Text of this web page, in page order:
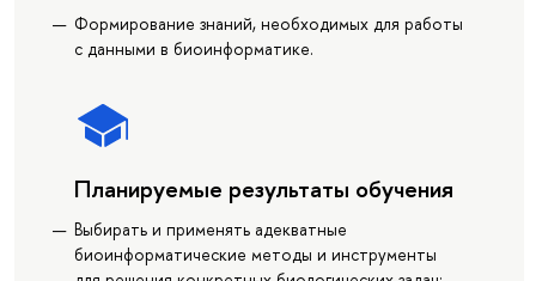
Формирование знаний, необходимых для работы
с данными в биоинформатике.
Планируемые результаты обучения
Выбирать и применять адекватные
биоинформатические методы и инструменты